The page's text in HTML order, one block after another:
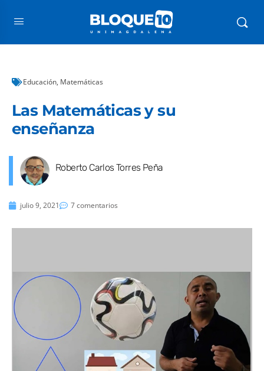
Educación, Matemáticas
Las Matemáticas y su
enseñanza
Roberto Carlos Torres Peña
julio 9, 2021 7 comentarios